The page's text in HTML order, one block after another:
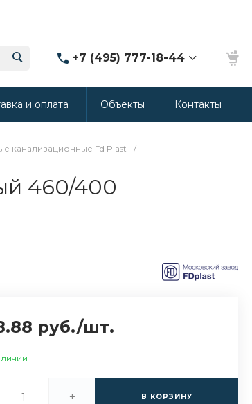
+7 (495) 777-18-44
8 (986) 314-94-49
Промышленная 15
8:30-20:00
и оплата Объекты Контакты
канализационные Fd Plast
/
460/400
руб./шт.
+ В КОРЗИНУ